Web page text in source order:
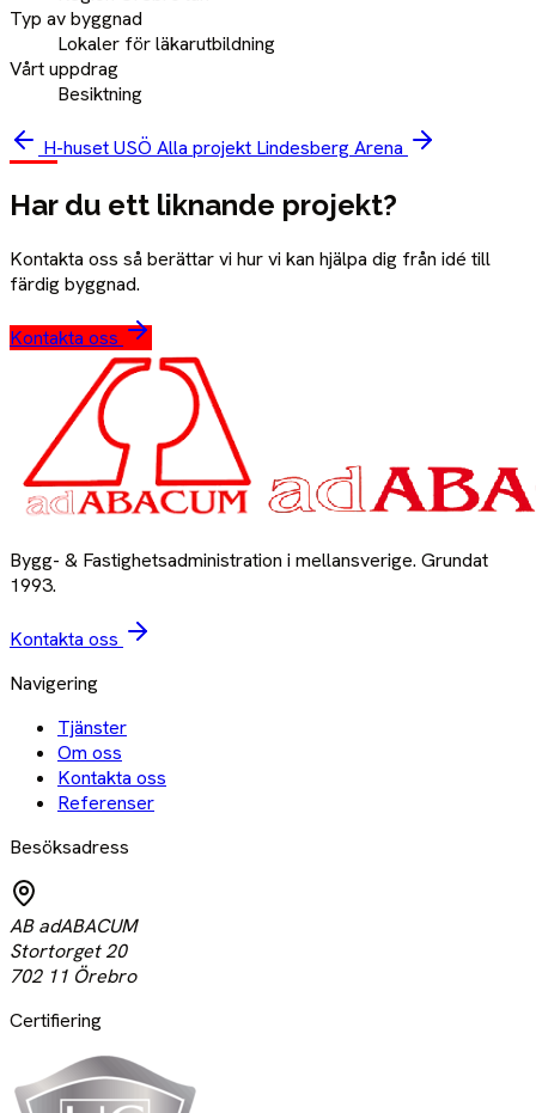
Typ av byggnad
Lokaler för läkarutbildning
Vårt uppdrag
Besiktning
H-huset USÖ Alla projekt Lindesberg Arena
Har du ett liknande projekt?
Kontakta oss så berättar vi hur vi kan hjälpa dig från idé till
färdig byggnad.
Kontakta oss
Bygg- & Fastighetsadministration i mellansverige. Grundat
1993.
Kontakta oss
Navigering
Tjänster
Om oss
Kontakta oss
Referenser
Besöksadress
AB adABACUM
Stortorget 20
702 11 Örebro
Certifiering